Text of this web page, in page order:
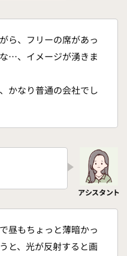
ら、フリーの席があっ
…、イメージが湧きま
かなり普通の会社でし
昼もちょっと薄暗かっ
と、光が反射すると画